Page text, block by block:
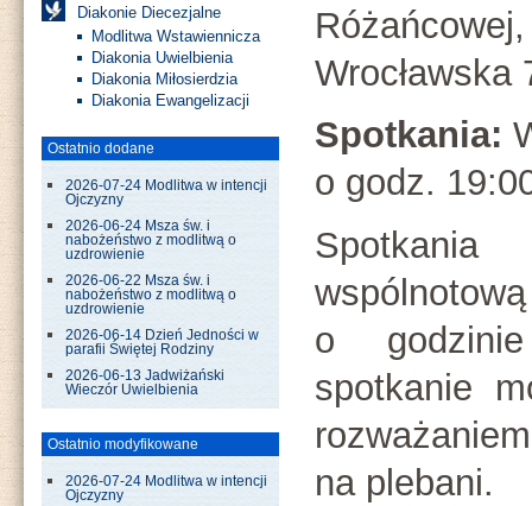
Diakonie Diecezjalne
Modlitwa Wstawiennicza
Diakonia Uwielbienia
Diakonia Miłosierdzia
Diakonia Ewangelizacji
Ostatnio dodane
2026-07-24 Modlitwa w intencji
Ojczyzny
2026-06-24 Msza św. i
nabożeństwo z modlitwą o
uzdrowienie
2026-06-22 Msza św. i
nabożeństwo z modlitwą o
uzdrowienie
2026-06-14 Dzień Jedności w
parafii Świętej Rodziny
2026-06-13 Jadwiżański
Wieczór Uwielbienia
Ostatnio modyfikowane
2026-07-24 Modlitwa w intencji
Ojczyzny
Wrocławska
Spotkania:
o godz.
o
spotkanie
na plebani.